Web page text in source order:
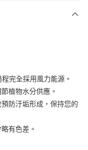
連結，可透過四大超商／
交易完成。
您需要取消訂單，請聯絡
有效，需透過AFTEE先享
頁面顯示為準，若有關於
請聯繫「AFTEE先享後付
support/home
完全採用風力能源。
植物水分供應。
防汙垢形成，保持您的
有色差。